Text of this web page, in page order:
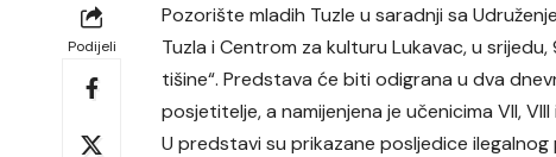
Podijeli
Pozorište mladih Tuzle u saradnji sa
Tuzla i Centrom za kulturu Lukavac, u
tišine“. Predstava će biti odigrana u dva
posjetitelje, a namijenjena je učenicima VII,
U predstavi su prikazane posljedice